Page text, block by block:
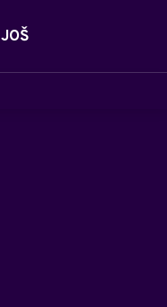
JOŠ